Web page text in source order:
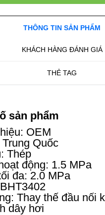
THÔNG TIN SẢN PHẨM
KHÁCH HÀNG ĐÁNH GIÁ
THẺ TAG
sản phẩm
OEM
Quốc
Thép
động: 1.5 MPa
đa: 2.0 MPa
Thay thế đầu nối
dây hơi